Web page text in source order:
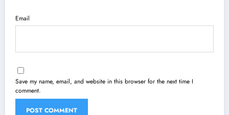
Email
Save my name, email, and website in this browser for the next time I
comment.